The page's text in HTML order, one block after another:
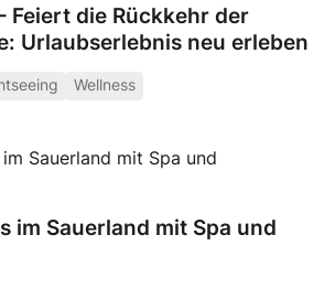
Feiert die Rückkehr der
Urlaubserlebnis neu erleben
Wellness
im Sauerland mit Spa und